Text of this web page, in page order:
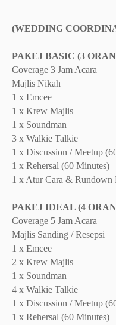
(WEDDING
PAKEJ BASIC (3
Coverage 3 Jam Acara
Majlis Nikah
1 x Emcee
1 x Krew Majlis
1 x Soundman
3 x Walkie Talkie
1 x Discussion / Meetup
1 x Rehersal (60 Minutes)
1 x Atur Cara & Rundown
PAKEJ IDEAL (4
Coverage 5 Jam Acara
Majlis Sanding / Resepsi
1 x Emcee
2 x Krew Majlis
1 x Soundman
4 x Walkie Talkie
1 x Discussion / Meetup
1 x Rehersal (60 Minutes)